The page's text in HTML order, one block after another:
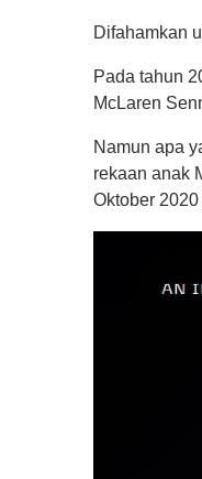
Difahamkan
Pada tahun
McLaren
Namun apa
rekaan anak
Oktober 2020